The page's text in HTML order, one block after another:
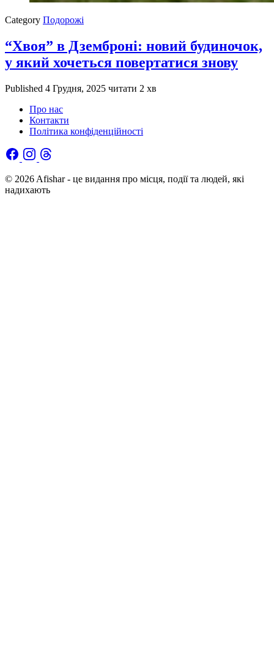
Category Подорожі
“Хвоя” в Дземброні: новий будиночок,
у який хочеться повертатися знову
Published 4 Грудня, 2025 читати 2 хв
Про нас
Контакти
Політика конфіденційності
© 2026 Afishar - це видання про місця, події та людей, які
надихають